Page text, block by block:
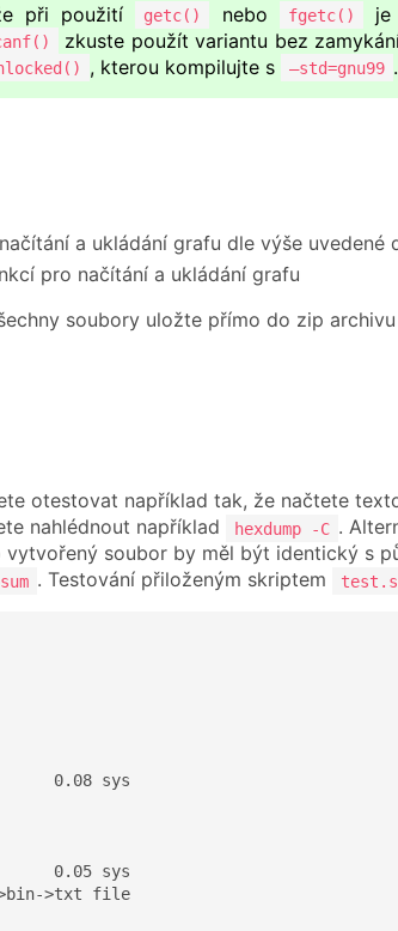
při použití getc() nebo fgetc()
je
zkuste použít variantu bez
, kterou kompilujte s –std=gnu99 .
a ukládání grafu dle výše uvedené
pro načítání a ukládání grafu
soubory uložte přímo do zip
otestovat například tak, že načtete
nahlédnout například
hexdump -C .
soubor by měl být identický s
. Testování přiloženým skriptem
0.08 sys
0.05 sys
>txt file